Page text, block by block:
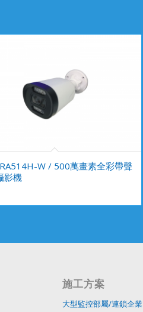
W / 500萬畫素全彩帶聲
影機
施工方案
大型監控部屬/連鎖企業